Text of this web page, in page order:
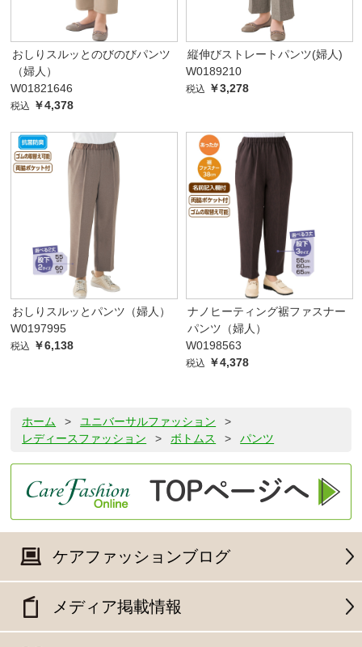
おしりスルッとのびのびパンツ
（婦人）
W01821646
税込 ￥4,378
縦伸びストレートパンツ(婦人)
W0189210
税込 ￥3,278
おしりスルッとパンツ（婦人）
W0197995
税込 ￥6,138
ナノヒーティング裾ファスナー
パンツ（婦人）
W0198563
税込 ￥4,378
ホーム > ユニバーサルファッション
>
レディースファッション
> ボトムス > パンツ
ケアファッションブログ
メディア掲載情報